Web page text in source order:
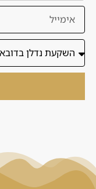
התהליך וחיבור
ויזה
בחלק מהמקרים רכישת
מעבר לדובאי, אך לא
העסקה נכונה, ורק